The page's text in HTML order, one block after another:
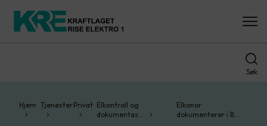
Søk
Hjem TjenesterPrivat Elkontroll og
dokumentas…
Elkonor
dokumenterer i B…